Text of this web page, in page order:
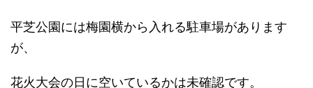
平芝公園には梅園横から入れる駐車場があります
が、
花火大会の日に空いているかは未確認です。